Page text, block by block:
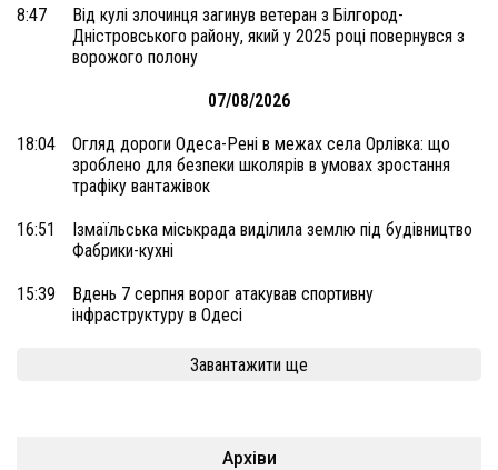
8:47
Від кулі злочинця загинув ветеран з Білгород-
Дністровського району, який у 2025 році повернувся з
ворожого полону
07/08/2026
18:04
Огляд дороги Одеса-Рені в межах села Орлівка: що
зроблено для безпеки школярів в умовах зростання
трафіку вантажівок
16:51
Ізмаїльська міськрада виділила землю під будівництво
Фабрики-кухні
15:39
Вдень 7 серпня ворог атакував спортивну
інфраструктуру в Одесі
Завантажити ще
Архіви